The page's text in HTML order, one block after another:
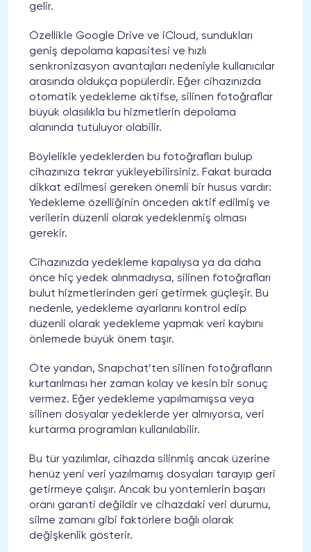
gelir.
Özellikle Google Drive ve iCloud, sundukları
geniş depolama kapasitesi ve hızlı
senkronizasyon avantajları nedeniyle kullanıcılar
arasında oldukça popülerdir. Eğer cihazınızda
otomatik yedekleme aktifse, silinen fotoğraflar
büyük olasılıkla bu hizmetlerin depolama
alanında tutuluyor olabilir.
Böylelikle yedeklerden bu fotoğrafları bulup
cihazınıza tekrar yükleyebilirsiniz. Fakat burada
dikkat edilmesi gereken önemli bir husus vardır:
Yedekleme özelliğinin önceden aktif edilmiş ve
verilerin düzenli olarak yedeklenmiş olması
gerekir.
Cihazınızda yedekleme kapalıysa ya da daha
önce hiç yedek alınmadıysa, silinen fotoğrafları
bulut hizmetlerinden geri getirmek güçleşir. Bu
nedenle, yedekleme ayarlarını kontrol edip
düzenli olarak yedekleme yapmak veri kaybını
önlemede büyük önem taşır.
Öte yandan, Snapchat’ten silinen fotoğrafların
kurtarılması her zaman kolay ve kesin bir sonuç
vermez. Eğer yedekleme yapılmamışsa veya
silinen dosyalar yedeklerde yer almıyorsa, veri
kurtarma programları kullanılabilir.
Bu tür yazılımlar, cihazda silinmiş ancak üzerine
henüz yeni veri yazılmamış dosyaları tarayıp geri
getirmeye çalışır. Ancak bu yöntemlerin başarı
oranı garanti değildir ve cihazdaki veri durumu,
silme zamanı gibi faktörlere bağlı olarak
değişkenlik gösterir.